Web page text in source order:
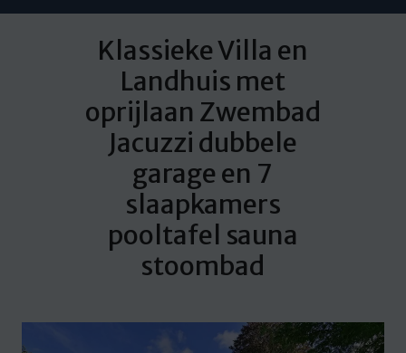
Klassieke Villa en
Landhuis met
oprijlaan Zwembad
Jacuzzi dubbele
garage en 7
slaapkamers
pooltafel sauna
stoombad